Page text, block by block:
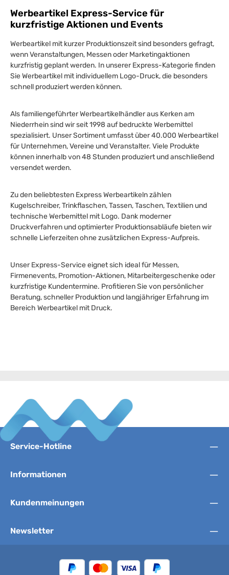
Werbeartikel Express-Service für
kurzfristige Aktionen und Events
Werbeartikel mit kurzer Produktionszeit sind besonders gefragt,
wenn Veranstaltungen, Messen oder Marketingaktionen
kurzfristig geplant werden. In unserer Express-Kategorie finden
Sie Werbeartikel mit individuellem Logo-Druck, die besonders
schnell produziert werden können.
Als familiengeführter Werbeartikelhändler aus Kerken am
Niederrhein sind wir seit 1998 auf bedruckte Werbemittel
spezialisiert. Unser Sortiment umfasst über 40.000 Werbeartikel
für Unternehmen, Vereine und Veranstalter. Viele Produkte
können innerhalb von 48 Stunden produziert und anschließend
versendet werden.
Zu den beliebtesten Express Werbeartikeln zählen
Kugelschreiber, Trinkflaschen, Tassen, Taschen, Textilien und
technische Werbemittel mit Logo. Dank moderner
Druckverfahren und optimierter Produktionsabläufe bieten wir
schnelle Lieferzeiten ohne zusätzlichen Express-Aufpreis.
Unser Express-Service eignet sich ideal für Messen,
Firmenevents, Promotion-Aktionen, Mitarbeitergeschenke oder
kurzfristige Kundentermine. Profitieren Sie von persönlicher
Beratung, schneller Produktion und langjähriger Erfahrung im
Bereich Werbeartikel mit Druck.
Service-Hotline
Informationen
Kundenmeinungen
Newsletter